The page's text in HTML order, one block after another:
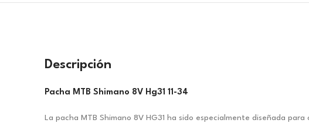
Descripción
Pacha MTB Shimano 8V Hg31 11-34
La pacha MTB Shimano 8V HG31 ha sido especialmente diseñada